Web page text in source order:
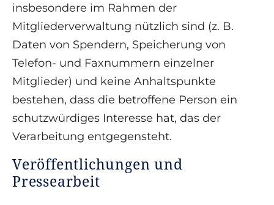
insbesondere im Rahmen der
Mitgliederverwaltung nützlich sind (z. B.
Daten von Spendern, Speicherung von
Telefon- und Faxnummern einzelner
Mitglieder) und keine Anhaltspunkte
bestehen, dass die betroffene Person ein
schutzwürdiges Interesse hat, das der
Verarbeitung entgegensteht.
Veröffentlichungen und
Pressearbeit